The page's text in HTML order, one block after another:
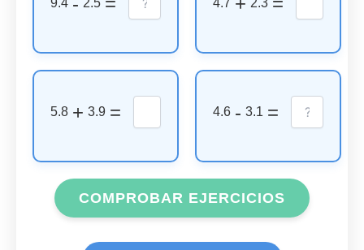
9.4 2.5 4.7 2.3
5.8 + 3.9 = 4.6 - 3.1 =
COMPROBAR EJERCICIOS